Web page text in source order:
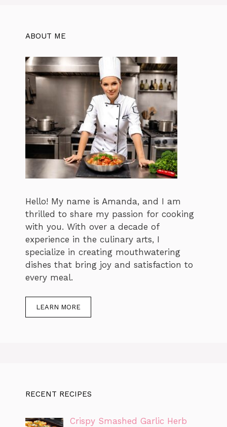
ABOUT ME
Hello! My name is Amanda, and I am
thrilled to share my passion for cooking
with you. With over a decade of
experience in the culinary arts, I
specialize in creating mouthwatering
dishes that bring joy and satisfaction to
every meal.
LEARN MORE
RECENT RECIPES
Crispy Smashed Garlic Herb